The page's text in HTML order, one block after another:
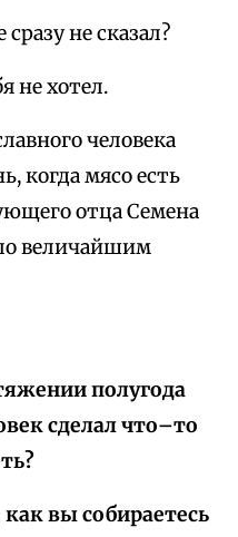
не сказал?
не хотел.
человека
когда мясо есть
отца Семена
величайшим
полугода
сделал что–то
как вы собираетесь